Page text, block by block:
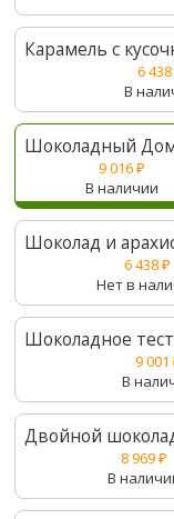
Карамель с
6
В
Шоколадный
9 016₽
В наличии
Шоколад и
6 438₽
Нет в
Шоколадное
9 001
В
Двойной
8 969₽
В